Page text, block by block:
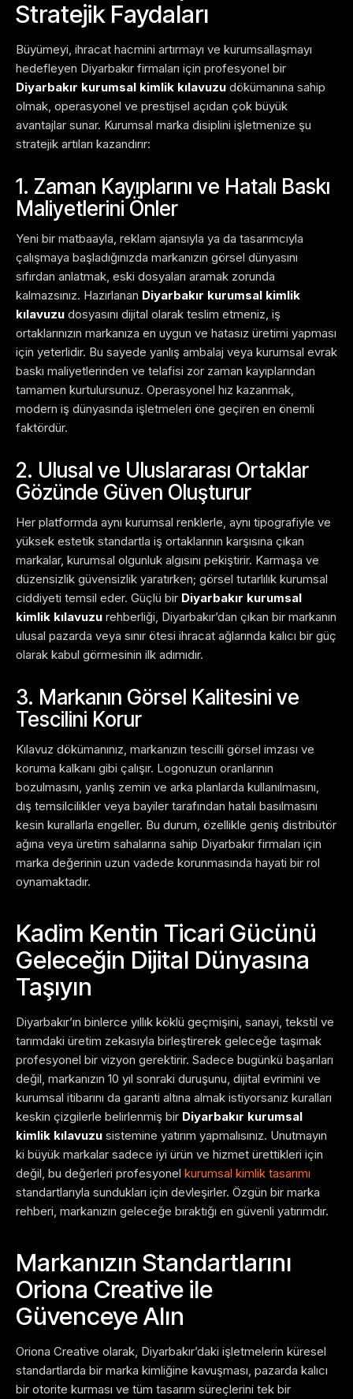
Stratejik Faydaları
Büyümeyi, ihracat hacmini artırmayı ve kurumsallaşmayı
hedefleyen Diyarbakır firmaları için profesyonel bir
Diyarbakır kurumsal kimlik kılavuzu dökümanına sahip
olmak, operasyonel ve prestijsel açıdan çok büyük
avantajlar sunar. Kurumsal marka disiplini işletmenize şu
stratejik artıları kazandırır:
1. Zaman Kayıplarını ve Hatalı Baskı
Maliyetlerini Önler
Yeni bir matbaayla, reklam ajansıyla ya da tasarımcıyla
çalışmaya başladığınızda markanızın görsel dünyasını
sıfırdan anlatmak, eski dosyaları aramak zorunda
kalmazsınız. Hazırlanan Diyarbakır kurumsal kimlik
kılavuzu dosyasını dijital olarak teslim etmeniz, iş
ortaklarınızın markanıza en uygun ve hatasız üretimi yapması
için yeterlidir. Bu sayede yanlış ambalaj veya kurumsal evrak
baskı maliyetlerinden ve telafisi zor zaman kayıplarından
tamamen kurtulursunuz. Operasyonel hız kazanmak,
modern iş dünyasında işletmeleri öne geçiren en önemli
faktördür.
2. Ulusal ve Uluslararası Ortaklar
Gözünde Güven Oluşturur
Her platformda aynı kurumsal renklerle, aynı tipografiyle ve
yüksek estetik standartla iş ortaklarının karşısına çıkan
markalar, kurumsal olgunluk algısını pekiştirir. Karmaşa ve
düzensizlik güvensizlik yaratırken; görsel tutarlılık kurumsal
ciddiyeti temsil eder. Güçlü bir Diyarbakır kurumsal
kimlik kılavuzu rehberliği, Diyarbakır’dan çıkan bir markanın
ulusal pazarda veya sınır ötesi ihracat ağlarında kalıcı bir güç
olarak kabul görmesinin ilk adımıdır.
3. Markanın Görsel Kalitesini ve
Tescilini Korur
Kılavuz dökümanınız, markanızın tescilli görsel imzası ve
koruma kalkanı gibi çalışır. Logonuzun oranlarının
bozulmasını, yanlış zemin ve arka planlarda kullanılmasını,
dış temsilcilikler veya bayiler tarafından hatalı basılmasını
kesin kurallarla engeller. Bu durum, özellikle geniş distribütör
ağına veya üretim sahalarına sahip Diyarbakır firmaları için
marka değerinin uzun vadede korunmasında hayati bir rol
oynamaktadır.
Kadim Kentin Ticari Gücünü
Geleceğin Dijital Dünyasına
Taşıyın
Diyarbakır’ın binlerce yıllık köklü geçmişini, sanayi, tekstil ve
tarımdaki üretim zekasıyla birleştirerek geleceğe taşımak
profesyonel bir vizyon gerektirir. Sadece bugünkü başarıları
değil, markanızın 10 yıl sonraki duruşunu, dijital evrimini ve
kurumsal itibarını da garanti altına almak istiyorsanız kuralları
keskin çizgilerle belirlenmiş bir Diyarbakır kurumsal
kimlik kılavuzu sistemine yatırım yapmalısınız. Unutmayın
ki büyük markalar sadece iyi ürün ve hizmet ürettikleri için
değil, bu değerleri profesyonel kurumsal kimlik tasarımı
standartlarıyla sundukları için devleşirler. Özgün bir marka
rehberi, markanızın geleceğe bıraktığı en güvenli yatırımdır.
Markanızın Standartlarını
Oriona Creative ile
Güvenceye Alın
Oriona Creative olarak, Diyarbakır’daki işletmelerin küresel
standartlarda bir marka kimliğine kavuşması, pazarda kalıcı
bir otorite kurması ve tüm tasarım süreçlerini tek bir